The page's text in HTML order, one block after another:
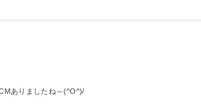
ありましたね～(^O^)/